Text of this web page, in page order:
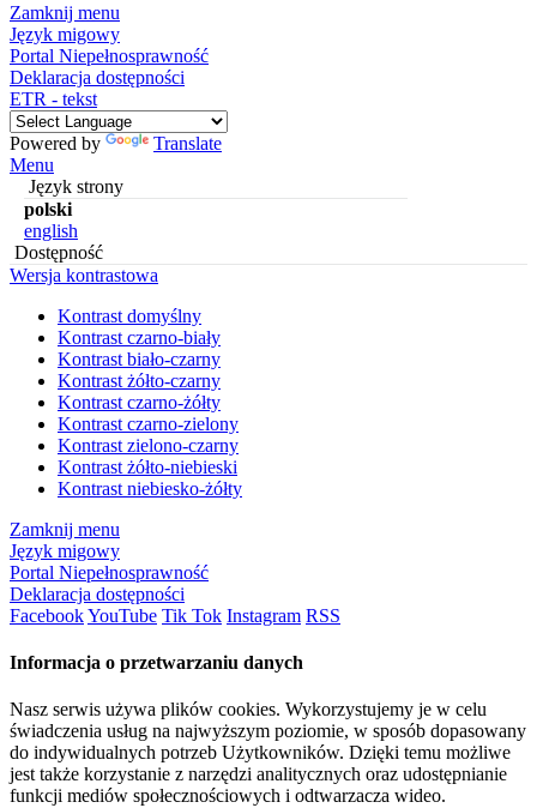
Zamknij menu
Język migowy
Portal Niepełnosprawność
Deklaracja dostępności
ETR - tekst
Powered by
Translate
Menu
Język strony
polski
english
Dostępność
Wersja kontrastowa
Kontrast domyślny
Kontrast czarno-biały
Kontrast biało-czarny
Kontrast żółto-czarny
Kontrast czarno-żółty
Kontrast czarno-zielony
Kontrast zielono-czarny
Kontrast żółto-niebieski
Kontrast niebiesko-żółty
Zamknij menu
Język migowy
Portal Niepełnosprawność
Deklaracja dostępności
FacebookYouTube Tik Tok Instagram RSS
Informacja o przetwarzaniu danych
Nasz serwis używa plików cookies. Wykorzystujemy je w celu
świadczenia usług na najwyższym poziomie, w sposób dopasowany
do indywidualnych potrzeb Użytkowników. Dzięki temu możliwe
jest także korzystanie z narzędzi analitycznych oraz udostępnianie
funkcji mediów społecznościowych i odtwarzacza wideo.